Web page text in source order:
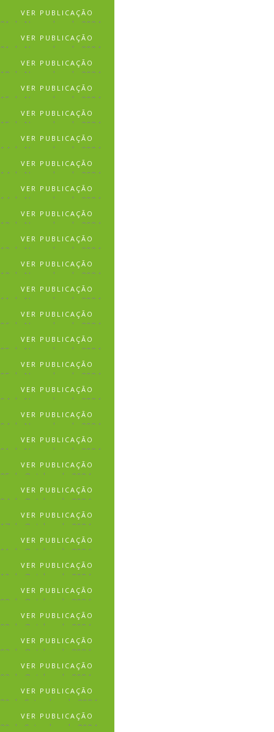
VER PUBLICAÇÃO
21 de Novembro de 2024
VER PUBLICAÇÃO
21 de Novembro de 2024
VER PUBLICAÇÃO
18 de Novembro de 2024
VER PUBLICAÇÃO
15 de Novembro de 2024
VER PUBLICAÇÃO
15 de Novembro de 2024
VER PUBLICAÇÃO
14 de Novembro de 2024
VER PUBLICAÇÃO
14 de Novembro de 2024
VER PUBLICAÇÃO
14 de Novembro de 2024
VER PUBLICAÇÃO
13 de Novembro de 2024
VER PUBLICAÇÃO
13 de Novembro de 2024
VER PUBLICAÇÃO
12 de Novembro de 2024
VER PUBLICAÇÃO
11 de Novembro de 2024
VER PUBLICAÇÃO
06 de Novembro de 2024
VER PUBLICAÇÃO
05 de Novembro de 2024
VER PUBLICAÇÃO
05 de Novembro de 2024
VER PUBLICAÇÃO
04 de Novembro de 2024
VER PUBLICAÇÃO
04 de Novembro de 2024
VER PUBLICAÇÃO
01 de Novembro de 2024
VER PUBLICAÇÃO
25 de Outubro de 2024
VER PUBLICAÇÃO
24 de Outubro de 2024
VER PUBLICAÇÃO
17 de Outubro de 2024
VER PUBLICAÇÃO
11 de Outubro de 2024
VER PUBLICAÇÃO
10 de Outubro de 2024
VER PUBLICAÇÃO
08 de Outubro de 2024
VER PUBLICAÇÃO
08 de Outubro de 2024
VER PUBLICAÇÃO
03 de Outubro de 2024
VER PUBLICAÇÃO
02 de Outubro de 2024
VER PUBLICAÇÃO
30 de Setembro de 2024
VER PUBLICAÇÃO
30 de Setembro de 2024